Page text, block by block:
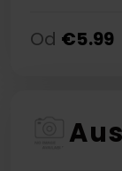
Od €5.99